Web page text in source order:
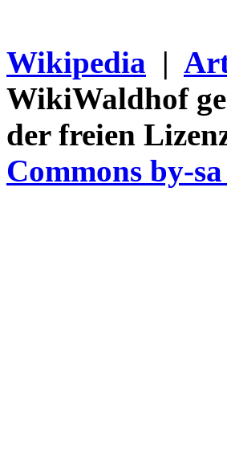
Wikipedia |
WikiWaldhof
der freien
Commons by-